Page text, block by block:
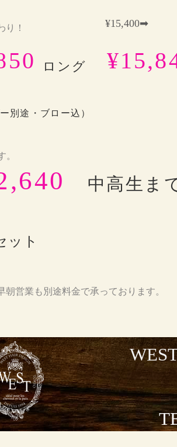
！ ¥15,400➡︎
ロング
別途・ブロー込）
中高生ま
ット
営業も別途料金で承っております。